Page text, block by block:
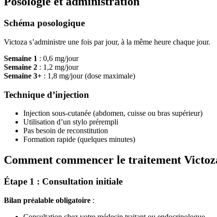
Schéma posologique
Victoza s’administre une fois par jour, à la même heure chaque jour.
Semaine 1 : 0,6 mg/jour
Semaine 2 : 1,2 mg/jour
Semaine 3+ : 1,8 mg/jour (dose maximale)
Technique d’injection
Injection sous-cutanée (abdomen, cuisse ou bras supérieur)
Utilisation d’un stylo prérempli
Pas besoin de reconstitution
Formation rapide (quelques minutes)
Comment commencer le traitement
Étape 1 : Consultation initiale
Bilan préalable obligatoire :